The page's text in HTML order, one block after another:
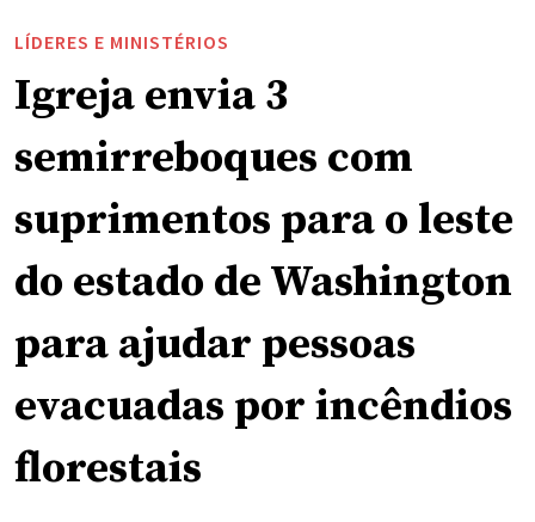
LÍDERES E MINISTÉRIOS
Igreja envia 3
semirreboques com
suprimentos para o leste
do estado de Washington
para ajudar pessoas
evacuadas por incêndios
florestais